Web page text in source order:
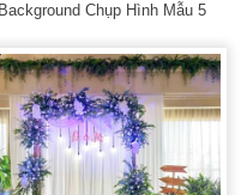
Background Chụp Hình Mẫu 5